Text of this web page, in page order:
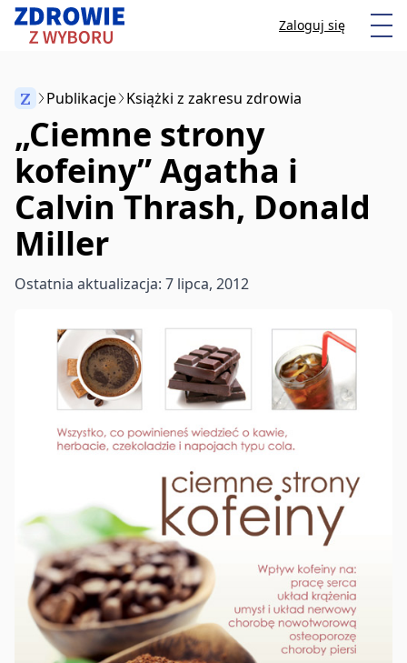
Przeskocz do treści Zaloguj się
Zacznij pisać, aby wyszukać artykuły
Z Publikacje Książki z zakresu zdrowia
„Ciemne strony
kofeiny” Agatha i
Calvin Thrash, Donald
Miller
Ostatnia aktualizacja: 7 lipca, 2012